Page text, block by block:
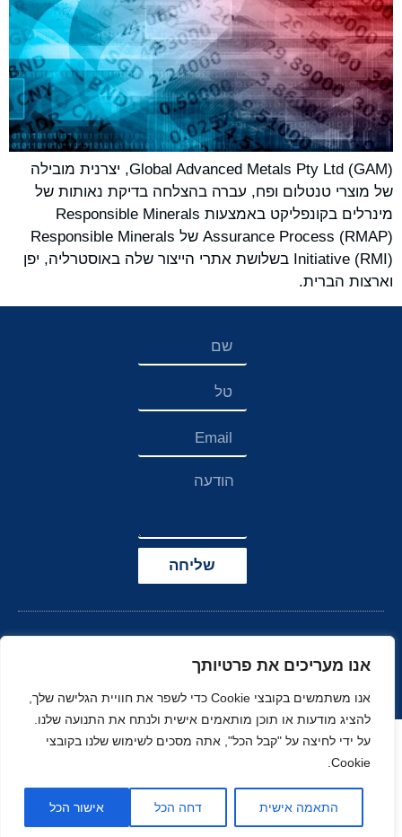
אנו מעריכים את פרטיותך
אנו משתמשים בקובצי Cookie כדי לשפר את חוויית הגלישה שלך,
להציג מודעות או תוכן מותאמים אישית ולנתח את התנועה שלנו.
על ידי לחיצה על "קבל הכל", אתה מסכים לשימוש שלנו בקובצי
Cookie.
התאמה אישית דחה הכל אישור הכל
Global Advanced Metals Pty Ltd (GAM), יצרנית מובילה
של מוצרי טנטלום ופח, עברה בהצלחה בדיקת נאותות של
מינרלים בקונפליקט באמצעות Responsible Minerals
Assurance Process (RMAP) של Responsible Minerals
Initiative (RMI) בשלושת אתרי הייצור שלה באוסטרליה, יפן
וארצות הברית.
שליחה
הצהרת נגישות
נוי
MOONART